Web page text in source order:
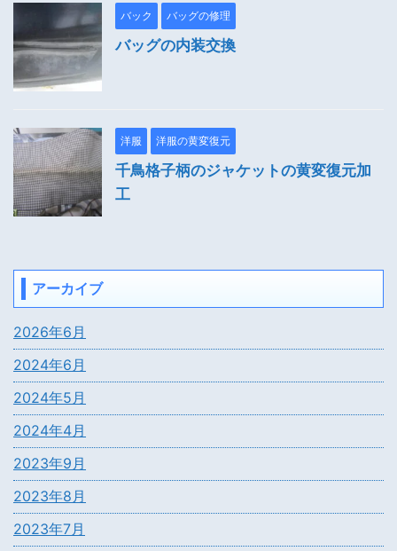
バック バッグの修理
バッグの内装交換
洋服 洋服の黄変復元
千鳥格子柄のジャケットの黄変復元加
工
アーカイブ
2026年6月
2024年6月
2024年5月
2024年4月
2023年9月
2023年8月
2023年7月